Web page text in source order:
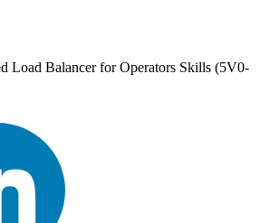
Load Balancer for Operators Skills (5V0-